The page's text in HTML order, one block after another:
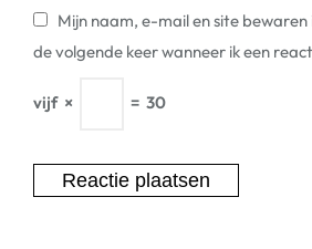
Mijn naam, e-mail en site
de volgende keer wanneer ik een
vijf × = 30